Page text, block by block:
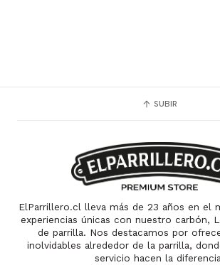
SUBIR
ElParrillero.cl lleva más de 23 años en el
experiencias únicas con nuestro carbón,
de parrilla. Nos destacamos por
inolvidables alrededor de la parrilla,
servicio hacen la